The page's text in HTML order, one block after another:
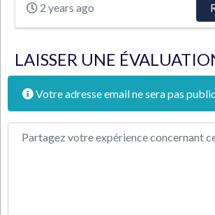
2 years ago
LAISSER UNE
Votre adresse email ne sera pas